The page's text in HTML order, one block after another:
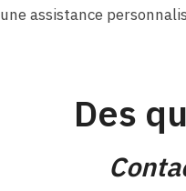
une assistance
Des